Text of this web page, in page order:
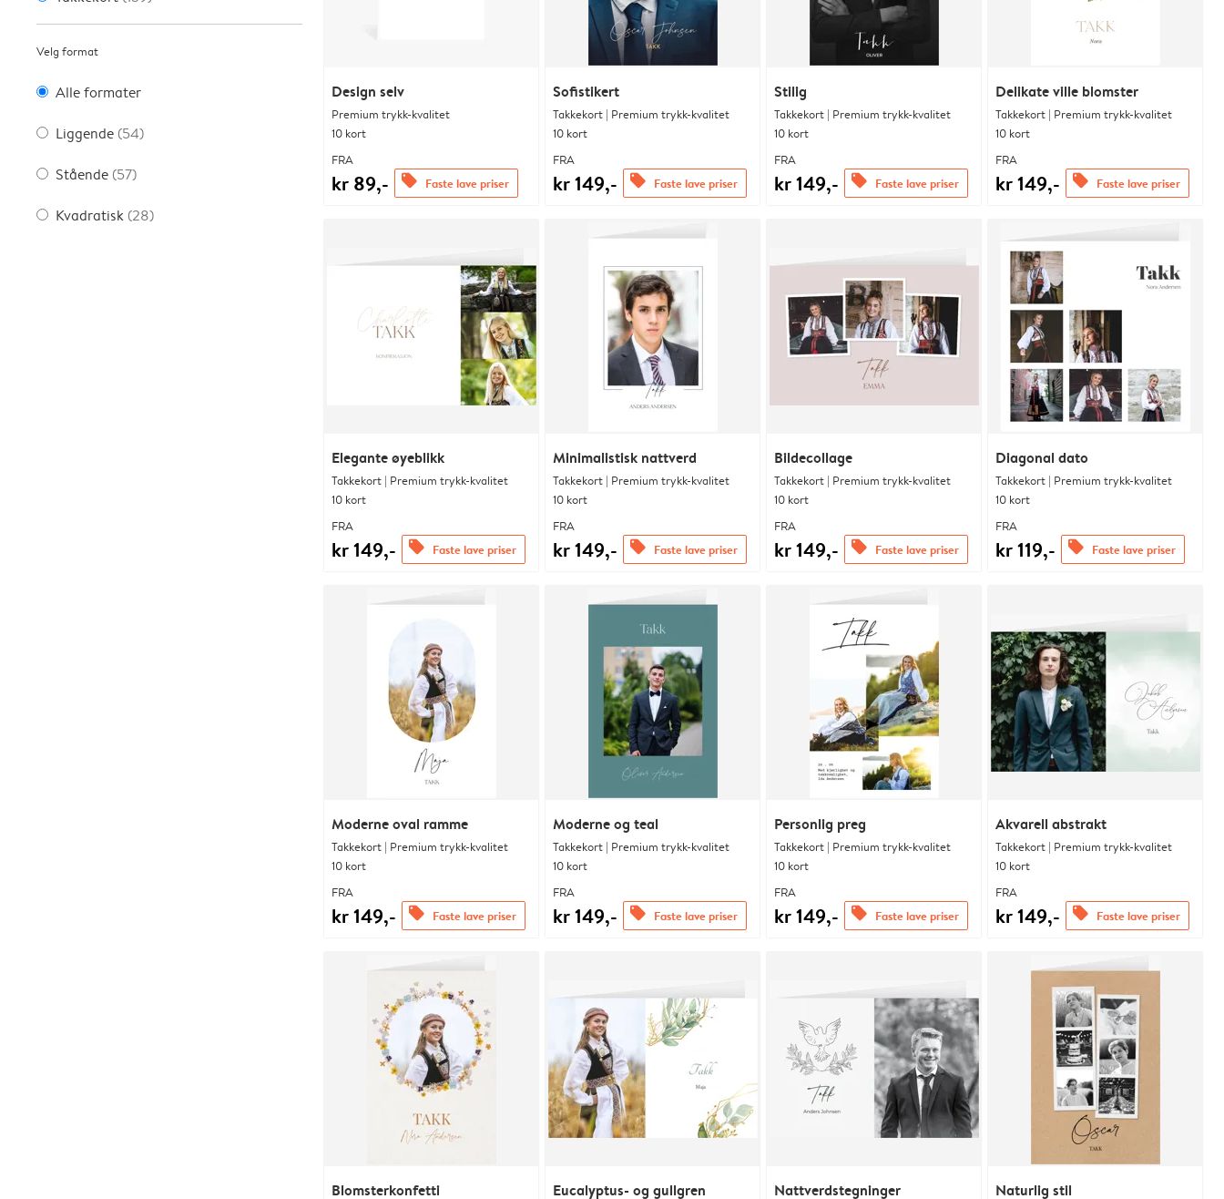
Velg format
Alle formater
Liggende (54)
Stående (57)
Kvadratisk (28)
Design selv
Premium trykk-kvalitet
10 kort
FRA
kr 89,- offers Faste lave priser
Sofistikert
Takkekort | Premium trykk-kvalitet
10 kort
FRA
kr 149,- offers Faste lave priser
Stilig
Takkekort | Premium trykk-kvalitet
10 kort
FRA
kr 149,- offers Faste lave priser
Delikate ville blomster
Takkekort | Premium trykk-kvalitet
10 kort
FRA
kr 149,- offers Faste lave priser
Elegante øyeblikk
Takkekort | Premium trykk-kvalitet
10 kort
FRA
kr 149,- offers Faste lave priser
Minimalistisk nattverd
Takkekort | Premium trykk-kvalitet
10 kort
FRA
kr 149,- offers Faste lave priser
Bildecollage
Takkekort | Premium trykk-kvalitet
10 kort
FRA
kr 149,- offers Faste lave priser
Diagonal dato
Takkekort | Premium trykk-kvalitet
10 kort
FRA
kr 119,- offers Faste lave priser
Moderne oval ramme
Takkekort | Premium trykk-kvalitet
10 kort
FRA
kr 149,- offers Faste lave priser
Moderne og teal
Takkekort | Premium trykk-kvalitet
10 kort
FRA
kr 149,- offers Faste lave priser
Personlig preg
Takkekort | Premium trykk-kvalitet
10 kort
FRA
kr 149,- offers Faste lave priser
Akvarell abstrakt
Takkekort | Premium trykk-kvalitet
10 kort
FRA
kr 149,- offers Faste lave priser
Blomsterkonfetti Eucalyptus- og gullgren Nattverdstegninger Naturlig stil